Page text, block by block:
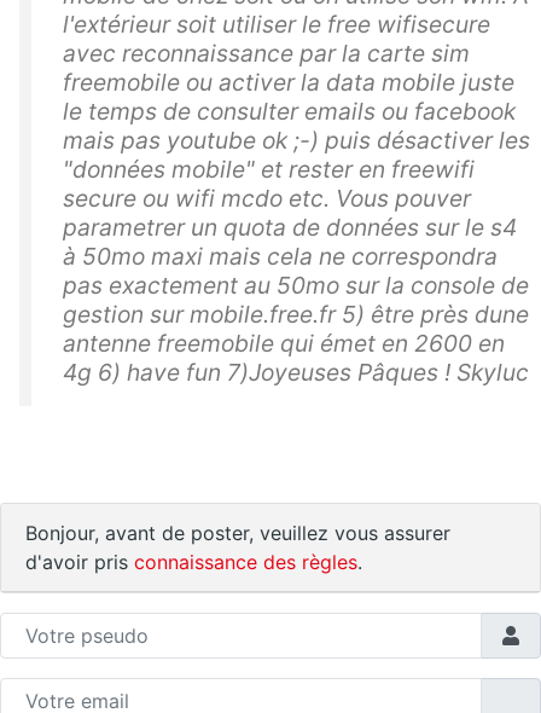
l'extérieur soit utiliser le free wifisecure
avec reconnaissance par la carte sim
freemobile ou activer la data mobile juste
le temps de consulter emails ou facebook
mais pas youtube ok ;-) puis désactiver les
"données mobile" et rester en freewifi
secure ou wifi mcdo etc. Vous pouver
parametrer un quota de données sur le s4
à 50mo maxi mais cela ne correspondra
pas exactement au 50mo sur la console de
gestion sur mobile.free.fr 5) être près dune
antenne freemobile qui émet en 2600 en
4g 6) have fun 7)Joyeuses Pâques ! Skyluc
Bonjour, avant de poster, veuillez vous assurer
d'avoir pris connaissance des règles.